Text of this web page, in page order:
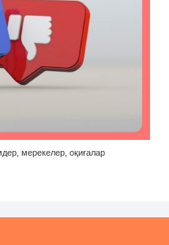
мерекелер, оқиғалар